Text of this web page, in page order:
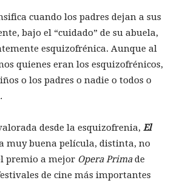
cuando los padres dejan a sus
bajo el “cuidado” de su abuela,
esquizofrénica. Aunque al
quienes eran los esquizofrénicos,
o los padres o nadie o todos o
desde la esquizofrenia, El
muy buena película, distinta, no
premio a mejor Opera Primade
de cine más importantes